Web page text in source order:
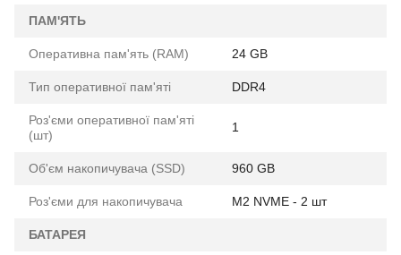
ПАМ'ЯТЬ
Оперативна пам'ять (RAM) 24 GB
Тип оперативної пам'яті DDR4
Роз'єми оперативної пам'яті
(шт)
1
Об'єм накопичувача (SSD) 960 GB
Роз'єми для накопичувача M2 NVME - 2 шт
БАТАРЕЯ